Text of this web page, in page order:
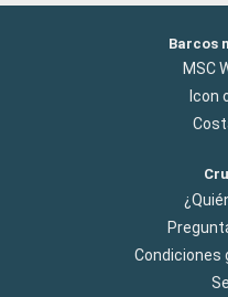
Barcos
MSC
Icon
Condiciones